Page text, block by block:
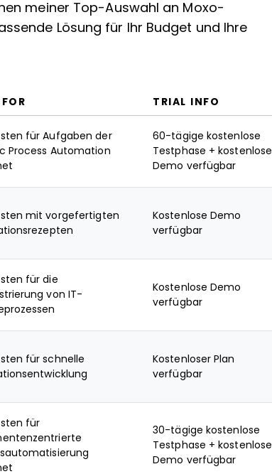
meiner Top-Auswahl an Moxo-
Lösung für Ihr Budget und Ihre
TRIAL INFO
für Aufgaben der
Process Automation
60-tägige kostenlose
Testphase + kostenlose
Demo verfügbar
mit vorgefertigten
Kostenlose Demo
verfügbar
für die
von IT-
Kostenlose Demo
verfügbar
für schnelle
Kostenloser Plan
verfügbar
für
30-tägige kostenlose
Testphase + kostenlose
Demo verfügbar